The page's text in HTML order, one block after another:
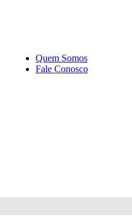
Quem Somos
Fale Conosco